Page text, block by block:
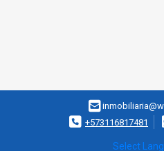
+573116817481
Select